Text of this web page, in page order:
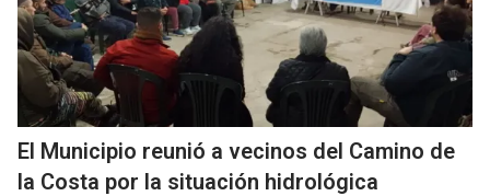
El Municipio reunió a vecinos del Camino de
la Costa por la situación hidrológica